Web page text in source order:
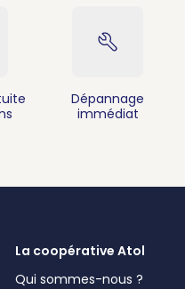
Dépannage
immédiat
La coopérative Atol
Qui sommes-nous ?